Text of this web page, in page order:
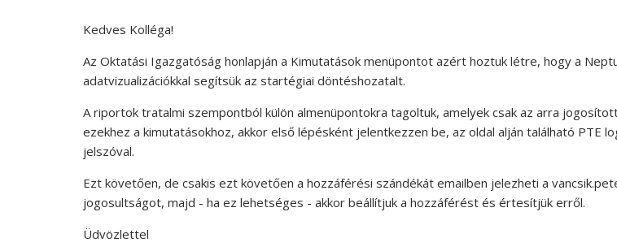
Kedves Kolléga!
Az Oktatási Igazgatóság honlapján a Kimutatások menüpontot azért hoztuk létre, hogy a
adatvizualizációkkal segítsük az startégiai döntéshozatalt.
A riportok tratalmi szempontból külön almenüpontokra tagoltuk, amelyek csak az arra
ezekhez a kimutatásokhoz, akkor első lépésként jelentkezzen be, az oldal alján található PTE
jelszóval.
Ezt követően, de csakis ezt követően a hozzáférési szándékát emailben jelezheti a
jogosultságot, majd - ha ez lehetséges - akkor beállítjuk a hozzáférést és értesítjük erről.
Üdvözlettel